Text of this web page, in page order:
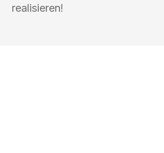
realisieren!